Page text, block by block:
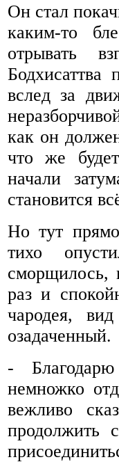
Он стал
каким-то
отрывать
Бодхисаттва
вслед за
как он
что же
начали
становится
Но тут
тихо
сморщилось,
раз и
чародея,
озадаченный.
-
немножко
вежливо
продолжить